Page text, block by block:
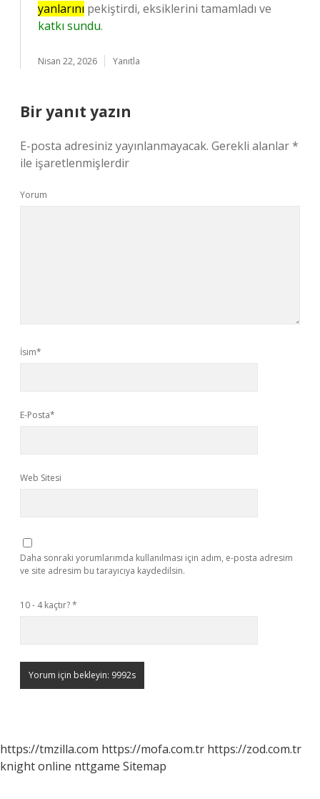
yanlarını pekiştirdi, eksiklerini tamamladı ve
katkı sundu.
Nisan 22, 2026 Yanıtla
Bir yanıt yazın
E-posta adresiniz yayınlanmayacak. Gerekli alanlar*
ile işaretlenmişlerdir
Yorum
İsim*
E-Posta*
Web Sitesi
Daha sonraki yorumlarımda kullanılması için adım, e-posta adresim
ve site adresim bu tarayıcıya kaydedilsin.
10 - 4 kaçtır?*
https://tmzilla.com https://mofa.com.tr https://zod.com.tr
knight online nttgame Sitemap